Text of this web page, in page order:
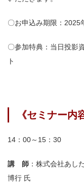
〇お申込み期限： 2025
〇参加特典： 当日投影
ト
《セミナー内
14：00～15：30
講 師 ：株式会社あ
博行 氏